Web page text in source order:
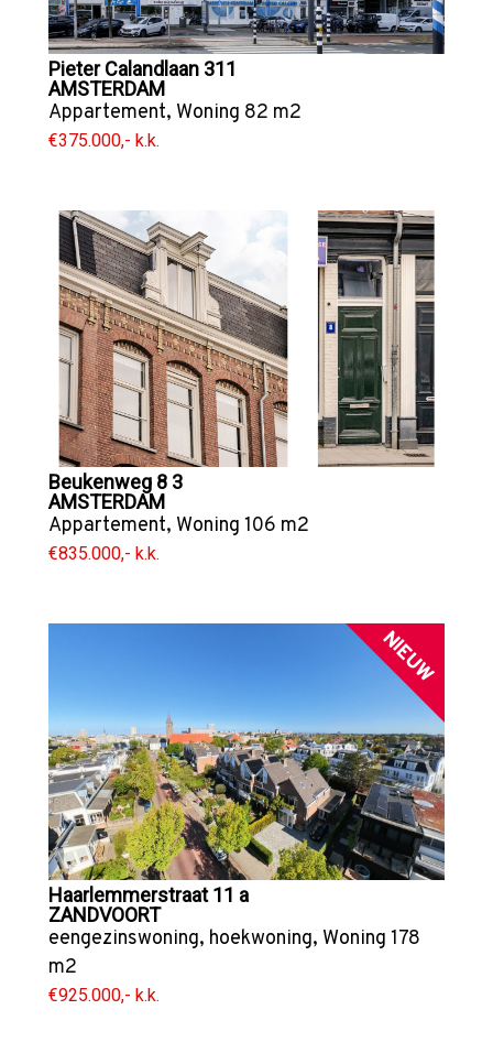
Pieter Calandlaan 311
AMSTERDAM
Appartement, Woning 82 m2
€375.000,- k.k.
Beukenweg 8 3
AMSTERDAM
Appartement, Woning 106 m2
€835.000,- k.k.
NIEUW
Haarlemmerstraat 11 a
ZANDVOORT
eengezinswoning, hoekwoning, Woning 178
m2
€925.000,- k.k.